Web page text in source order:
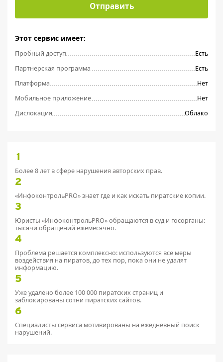
Отправить
Этот сервис имеет:
Пробный доступ
Есть
Партнерская программа
Есть
Платформа
Нет
Мобильное приложение
Нет
Дислокация
Облако
1
Более 8 лет в сфере нарушения авторских прав.
2
«ИнфоконтрольPRO» знает где и как искать пиратские копии.
3
Юристы «ИнфоконтрольPRO» обращаются в суд и госорганы:
тысячи обращений ежемесячно.
4
Проблема решается комплексно: используются все меры
воздействия на пиратов, до тех пор, пока они не удалят
информацию.
5
Уже удалено более 100 000 пиратских страниц и
заблокированы сотни пиратских сайтов.
6
Специалисты сервиса мотивированы на ежедневный поиск
нарушений.